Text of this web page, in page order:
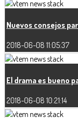
Nuevos consejos
2018-06-08 11:05:37
El drama es bueno
2018-06-08 10:21:14